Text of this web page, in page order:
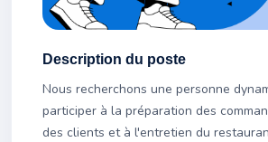
Description du poste
Nous recherchons une personne
participer à la préparation des
des clients et à l'entretien du